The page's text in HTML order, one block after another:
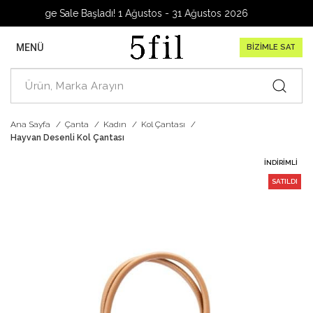
Garage Sale Başladı! 1 Ağustos - 31 Ağustos 2026
MENÜ BİZİMLE SAT
Ana Sayfa Çanta Kadın
Kol Çantası
Hayvan Desenli Kol Çantası
İNDIRIMLI
SATILDI